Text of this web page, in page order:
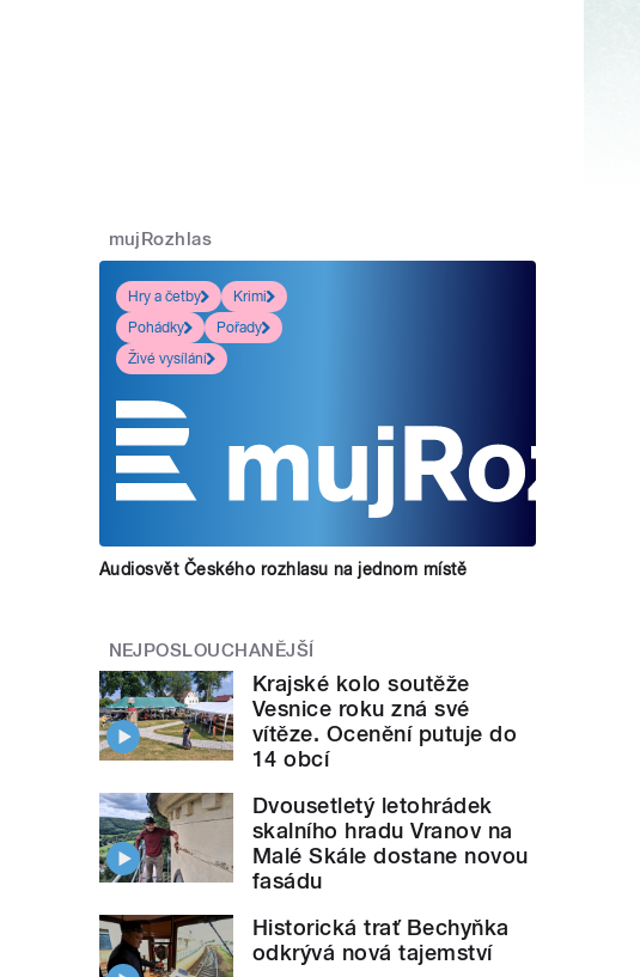
mujRozhlas
Hry a četby
Krimi
Pohádky
Pořady
Živé vysílání
Audiosvět Českého rozhlasu na jednom místě
NEJPOSLOUCHANĚJŠÍ
Krajské kolo soutěže
Vesnice roku zná své
vítěze. Ocenění putuje do
14 obcí
Dvousetletý letohrádek
skalního hradu Vranov na
Malé Skále dostane novou
fasádu
Historická trať Bechyňka
odkrývá nová tajemství